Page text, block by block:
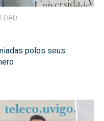
polos seus